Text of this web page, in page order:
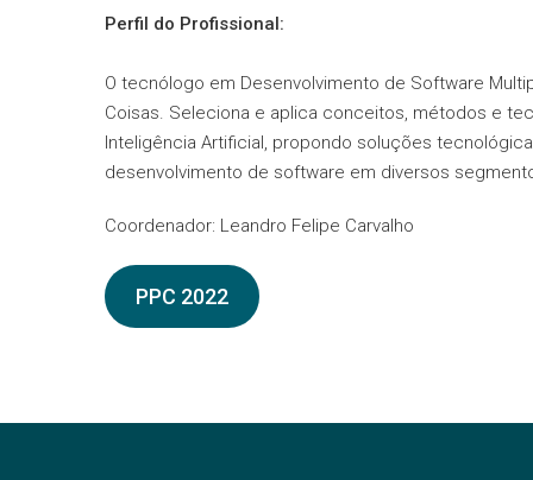
Perfil do Profissional:
O tecnólogo em Desenvolvimento de Software
Coisas. Seleciona e aplica conceitos, métodos e
Inteligência Artificial, propondo soluções
desenvolvimento de software em diversos
Coordenador: Leandro Felipe Carvalho
PPC 2022